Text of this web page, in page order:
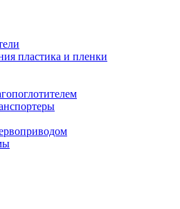
пластика и пленки